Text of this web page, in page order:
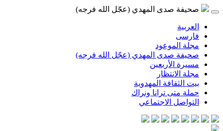
صحيفة صدى المهدي (عجّل الله فرجه)
العربية
فارسی
مجلة الموعود
صحيفة صدى المهدي (عجّل الله فرجه)
مسيرة الأربعين
مجلة الانتظار
بيت الثقافة المهدوية
حملة متى ترانا ونراك
التواصل الاجتماعي